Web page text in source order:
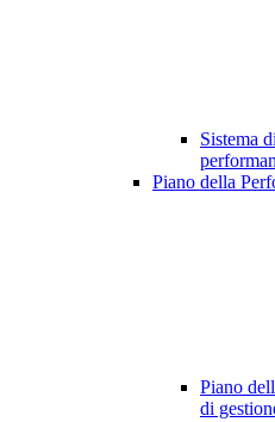
Sistema
Piano della
Piano
di